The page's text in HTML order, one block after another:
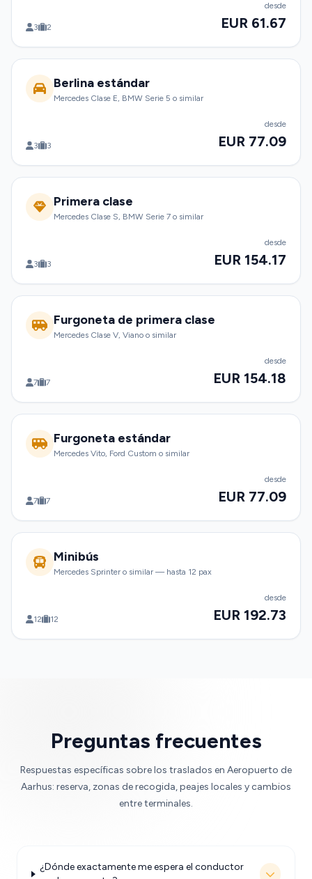
3 2
desde
EUR 61.67
Berlina estándar
Mercedes Clase E, BMW Serie 5 o similar
3 3
desde
EUR 77.09
Primera clase
Mercedes Clase S, BMW Serie 7 o similar
3 3
desde
EUR 154.17
Furgoneta de primera clase
Mercedes Clase V, Viano o similar
7 7
desde
EUR 154.18
Furgoneta estándar
Mercedes Vito, Ford Custom o similar
7 7
desde
EUR 77.09
Minibús
Mercedes Sprinter o similar — hasta 12 pax
12 12
desde
EUR 192.73
Preguntas frecuentes
Respuestas específicas sobre los traslados en Aeropuerto de
Aarhus: reserva, zonas de recogida, peajes locales y cambios
entre terminales.
¿Dónde exactamente me espera el conductor